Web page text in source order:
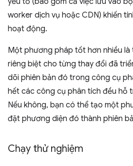
worker dịch vụ hoặc CDN) khiến
hoạt động.
Một phương pháp tốt hơn nhiều là
riêng biệt cho từng thay đổi đã
dõi phiên bản đó trong công cụ
hết các công cụ phân tích đều hỗ
Nếu không, bạn có thể tạo một
đặt phương diện đó thành phiên
Chạy thử nghiệm